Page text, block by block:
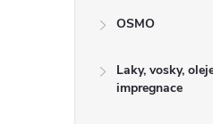
OSMO
Laky, vosky,
impregnace